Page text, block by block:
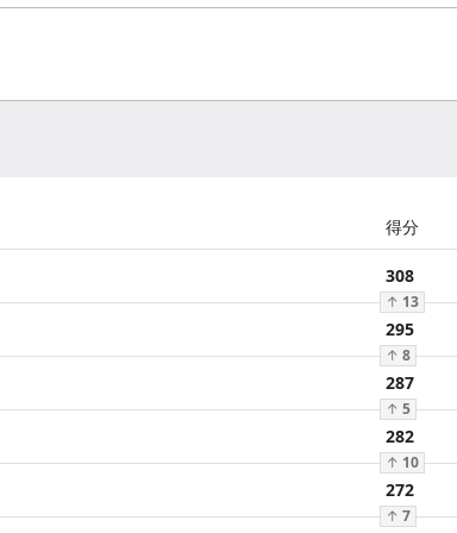
得分
308
↑ 13
295
↑ 8
287
↑ 5
282
↑ 10
272
↑ 7